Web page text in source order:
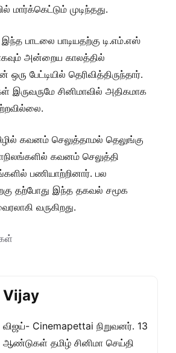
மார்க்கெட்டும் முடிந்தது.
பாடலை பாடியதற்கு டி.எம்.எஸ்
அன்றைய காலத்தில்
பேட்டியில் தெரிவித்திருந்தார்.
இருவருமே சினிமாவில் அதிகமாக
கவனம் செலுத்தாமல் தெலுங்கு
கவனம் செலுத்தி
பணியாற்றினார். பல
தற்போது இந்த தகவல் சமூக
வருகிறது.
Vijay
விஜய்- Cinemapettai நிறுவனர். 13
ஆண்டுகள் தமிழ் சினிமா செய்தி